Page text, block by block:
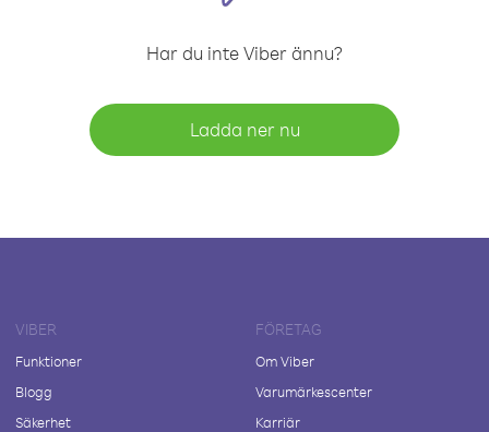
Har du inte Viber ännu?
Ladda ner nu
VIBER
Funktioner
Blogg
Säkerhet
FÖRETAG
Om Viber
Varumärkescenter
Karriär